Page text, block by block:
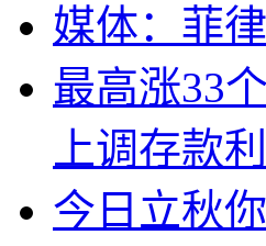
媒体：菲
最高涨33
上调存款
今日立秋